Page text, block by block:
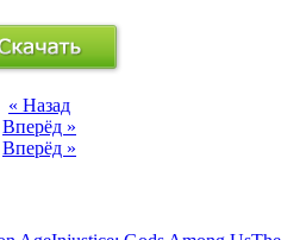
« Назад
Вперёд »
Вперёд »